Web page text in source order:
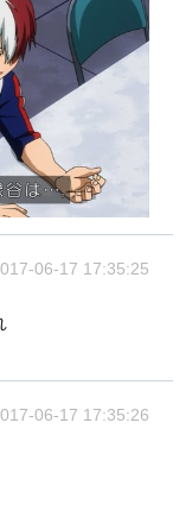
06-17 17:35:25
06-17 17:35:26